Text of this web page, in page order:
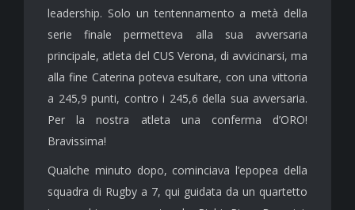
leadership. Solo un tentennamento a metà della
serie finale permetteva alla sua avversaria
principale, atleta del CUS Verona, di avvicinarsi, ma
alla fine Caterina poteva esultare, con una vittoria
a 245,9 punti, contro i 245,6 della sua avversaria.
Per la nostra atleta una conferma d’ORO!
Bravissima!
Qualche minuto dopo, cominciava l’epopea della
squadra di Rugby a 7, qui guidata da un quartetto